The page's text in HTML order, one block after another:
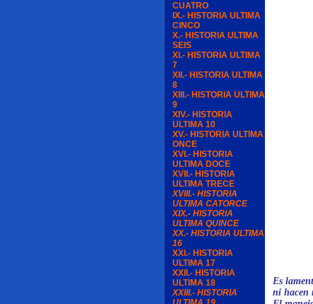
CUATRO
IX.- HISTORIA ULTIMA
CINCO
X.- HISTORIA ULTIMA
SEIS
XI.- HISTORIA ULTIMA
7
XII.- HISTORIA ULTIMA
8
XIII.- HISTORIA ULTIMA
9
XIV.- HISTORIA
ULTIMA 10
XV.- HISTORIA ULTIMA
ONCE
XVI.- HISTORIA
ULTIMA DOCE
XVII.- HISTORIA
ULTIMA TRECE
XVIII.- HISTORIA
ULTIMA CATORCE
XIX.- HISTORIA
ULTIMA QUINCE
XX.- HISTORIA ULTIMA
16
XXI.- HISTORIA
ULTIMA 17
XXII.- HISTORIA
ULTIMA 18
XXIII.- HISTORIA
prision
un
por
25
hablen.
y paja,
Es
ni hacen